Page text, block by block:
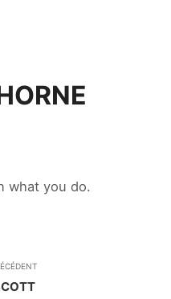
what you do.